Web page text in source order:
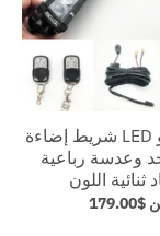
شريط إضاءة LED مستقيم ذو
وعدسة رباعية
ثنائية اللون
$179.00